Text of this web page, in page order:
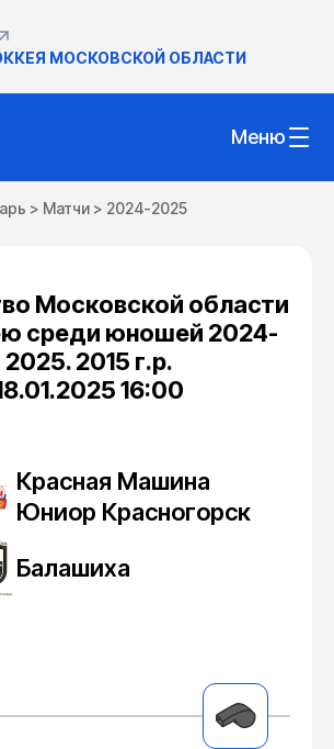
МОСКОВСКОЙ ОБЛАСТИ
Меню
> Матчи > 2024-2025
Московской области
среди юношей 2024-
2025. 2015 г.р.
16:00
Красная Машина
Юниор Красногорск
Балашиха